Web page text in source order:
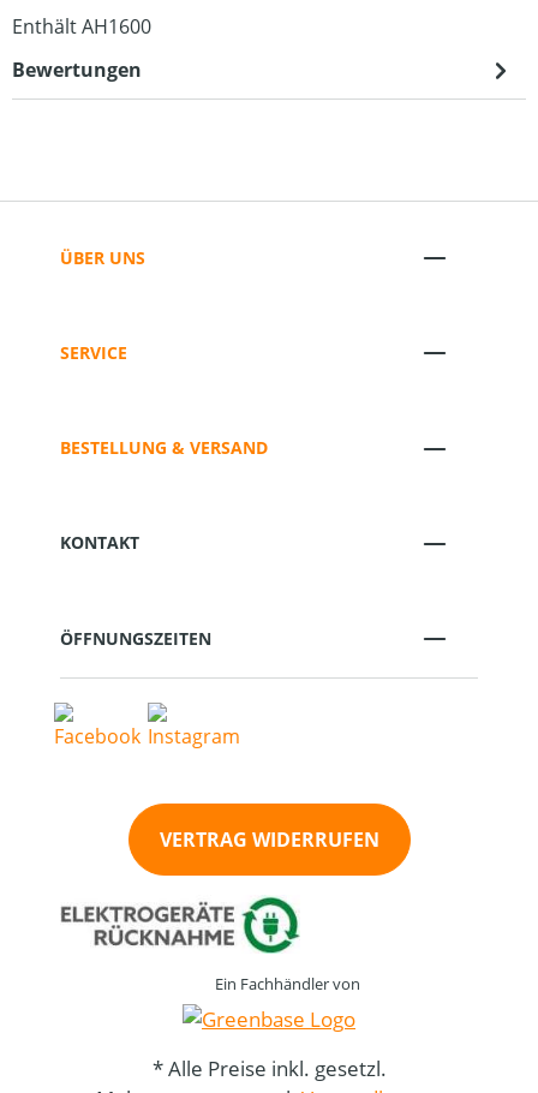
Enthält AH1600
Bewertungen
ÜBER UNS
SERVICE
BESTELLUNG & VERSAND
KONTAKT
ÖFFNUNGSZEITEN
VERTRAG WIDERRUFEN
Ein Fachhändler von
* Alle Preise inkl. gesetzl.